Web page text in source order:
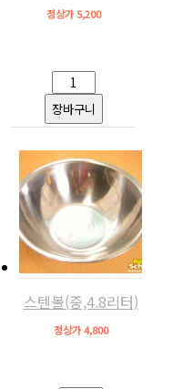
정상가 5,200
스텐볼(중,4.8리터)
정상가 4,800